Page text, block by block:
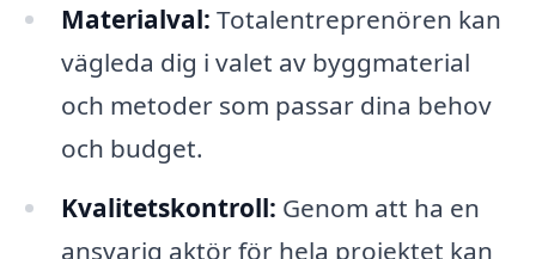
Materialval: Totalentreprenören kan
vägleda dig i valet av byggmaterial
och metoder som passar dina behov
och budget.
Kvalitetskontroll: Genom att ha en
ansvarig aktör för hela projektet kan